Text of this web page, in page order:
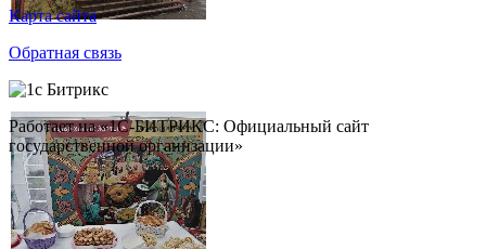
Карта сайта
Обратная связь
Работает на «1С-БИТРИКС: Официальный сайт
государственной организации»